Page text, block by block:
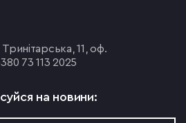
Тринітарська, 11, оф.
73 113 2025
на новини: